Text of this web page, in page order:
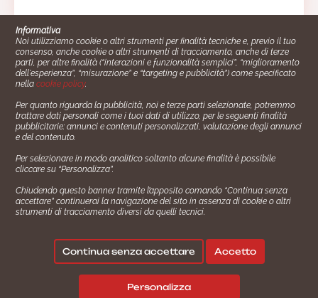
Cucinare.it è un marchio commerciale di Impiego24.it s.r.l.
copyright 2014 - 2024 P.IVA: 03406490130
Azienda certiﬁcata ISO 27001 numero: SNR 73140386/89/I
- Azienda certiﬁcata ISO 9001 numero: SNR
Gestione consensi e categorie merceologiche marketing
Seguici su:
Termini e Condizioni
Informativa
Noi utilizziamo cookie o altri strumenti per finalità tecniche e, previo il tuo
consenso, anche cookie o altri strumenti di tracciamento, anche di terze
parti, per altre finalità (“interazioni e funzionalità semplici”, “miglioramento
dell'esperienza”, “misurazione” e “targeting e pubblicità”) come specificato
nellacookie policy.
Per quanto riguarda la pubblicità, noi e terze parti selezionate, potremmo
trattare dati personali come i tuoi dati di utilizzo, per le seguenti finalità
pubblicitarie: annunci e contenuti personalizzati, valutazione degli annunci
e del contenuto.
Per selezionare in modo analitico soltanto alcune finalità è possibile
cliccare su “Personalizza”.
Chiudendo questo banner tramite l’apposito comando “Continua senza
accettare” continuerai la navigazione del sito in assenza di cookie o altri
strumenti di tracciamento diversi da quelli tecnici.
Personalizza
Continua senza accettare Accetto